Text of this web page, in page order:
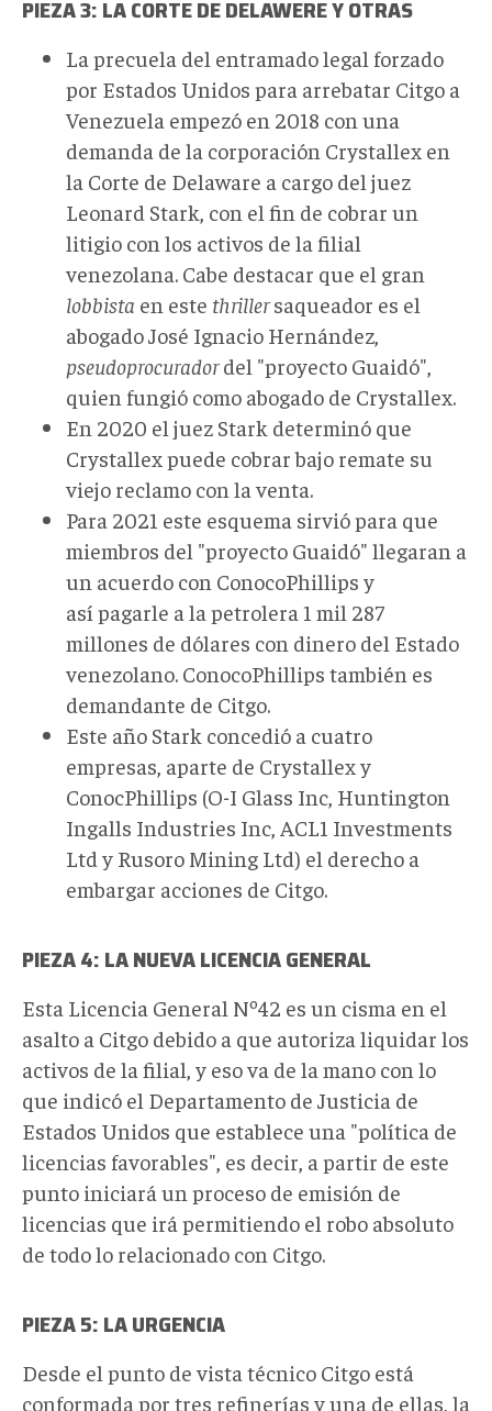
PIEZA 3: LA CORTE DE DELAWERE Y OTRAS
La precuela del entramado legal forzado
por Estados Unidos para arrebatar Citgo a
Venezuela empezó en 2018 con una
demanda de la corporación Crystallex en
la Corte de Delaware a cargo del juez
Leonard Stark, con el fin de cobrar un
litigio con los activos de la filial
venezolana. Cabe destacar que el gran
lobbista en este thrillersaqueador es el
abogado José Ignacio Hernández,
pseudoprocuradordel "proyecto Guaidó",
quien fungió como abogado de Crystallex.
En 2020 el juez Stark determinó que
Crystallex puede cobrar bajo remate su
viejo reclamo con la venta.
Para 2021 este esquema sirvió para que
miembros del "proyecto Guaidó" llegaran a
un acuerdo con ConocoPhillips y
así pagarle a la petrolera 1 mil 287
millones de dólares con dinero del Estado
venezolano. ConocoPhillips también es
demandante de Citgo.
Este año Stark concedió a cuatro
empresas, aparte de Crystallex y
ConocPhillips (O-I Glass Inc, Huntington
Ingalls Industries Inc, ACL1 Investments
Ltd y Rusoro Mining Ltd) el derecho a
embargar acciones de Citgo.
PIEZA 4: LA NUEVA LICENCIA GENERAL
Esta Licencia General Nº42 es un cisma en el
asalto a Citgo debido a que autoriza liquidar los
activos de la filial, y eso va de la mano con lo
que indicó el Departamento de Justicia de
Estados Unidos que establece una "política de
licencias favorables", es decir, a partir de este
punto iniciará un proceso de emisión de
licencias que irá permitiendo el robo absoluto
de todo lo relacionado con Citgo.
PIEZA 5: LA URGENCIA
Desde el punto de vista técnico Citgo está
conformada por tres refinerías y una de ellas, la